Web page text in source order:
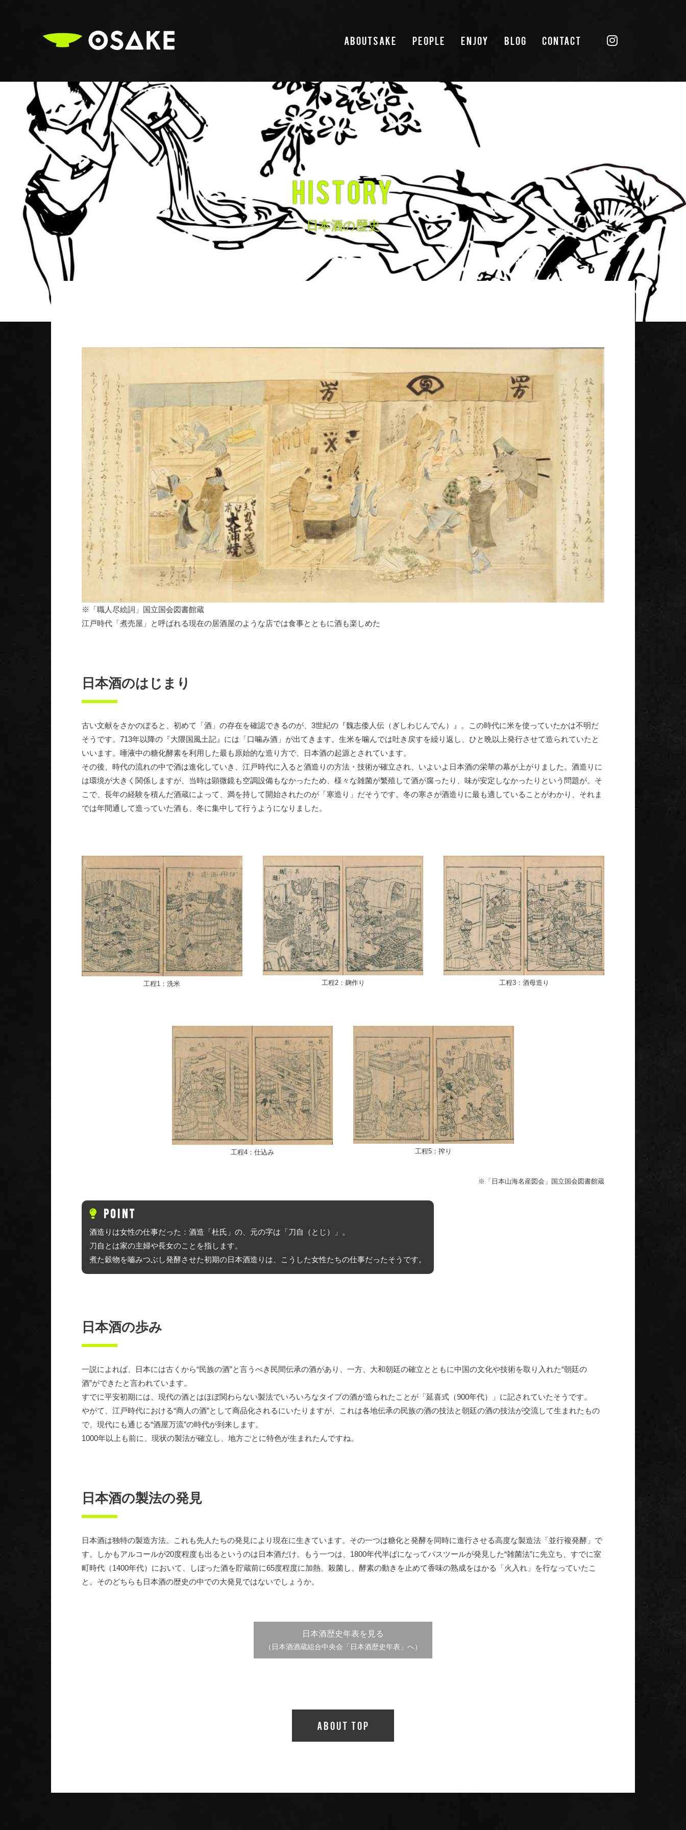
ABOUTSAKE PEOPLE ENJOY BLOG CONTACT
HISTORY
日本酒の歴史
※「職人尽絵詞」国立国会図書館蔵
江戸時代「煮売屋」と呼ばれる現在の居酒屋のような店では食事とともに酒も楽しめた
日本酒のはじまり
古い文献をさかのぼると、初めて「酒」の存在を確認できるのが、3世紀の『魏志倭人伝（ぎしわじんでん）』。この時代に米を使っていたかは不明だ
そうです。713年以降の『大隈国風土記』には「口噛み酒」が出てきます。生米を噛んでは吐き戻すを繰り返し、ひと晩以上発行させて造られていたと
いいます。唾液中の糖化酵素を利用した最も原始的な造り方で、日本酒の起源とされています。
その後、時代の流れの中で酒は進化していき、江戸時代に入ると酒造りの方法・技術が確立され、いよいよ日本酒の栄華の幕が上がりました。酒造りに
は環境が大きく関係しますが、当時は顕微鏡も空調設備もなかったため、様々な雑菌が繁殖して酒が腐ったり、味が安定しなかったりという問題が。そ
こで、長年の経験を積んだ酒蔵によって、満を持して開始されたのが「寒造り」だそうです。冬の寒さが酒造りに最も適していることがわかり、それま
では年間通して造っていた酒も、冬に集中して行うようになりました。
工程1：洗米 工程2：麹作り 工程3：酒母造り
工程4：仕込み 工程5：搾り
※「日本山海名産図会」国立国会図書館蔵
POINT
酒造りは女性の仕事だった：酒造「杜氏」の、元の字は「刀自（とじ）」。
刀自とは家の主婦や長女のことを指します。
煮た穀物を嚙みつぶし発酵させた初期の日本酒造りは、こうした女性たちの仕事だったそうです。
日本酒の歩み
一説によれば、日本には古くから“民族の酒”と言うべき民間伝承の酒があり、一方、大和朝廷の確立とともに中国の文化や技術を取り入れた“朝廷の
酒”ができたと言われています。
すでに平安初期には、現代の酒とはほぼ関わらない製法でいろいろなタイプの酒が造られたことが「延喜式（900年代）」に記されていたそうです。
やがて、江戸時代における“商人の酒”として商品化されるにいたりますが、これは各地伝承の民族の酒の技法と朝廷の酒の技法が交流して生まれたもの
で、現代にも通じる“酒屋万流”の時代が到来します。
1000年以上も前に、現状の製法が確立し、地方ごとに特色が生まれたんですね。
日本酒の製法の発見
日本酒は独特の製造方法。これも先人たちの発見により現在に生きています。その一つは糖化と発酵を同時に進行させる高度な製造法「並行複発酵」で
す。しかもアルコールが20度程度も出るというのは日本酒だけ。もう一つは、1800年代半ばになってパスツールが発見した“雑菌法”に先立ち、すでに室
町時代（1400年代）において、しぼった酒を貯蔵前に65度程度に加熱、殺菌し、酵素の動きを止めて香味の熟成をはかる「火入れ」を行なっていたこ
と。そのどちらも日本酒の歴史の中での大発見ではないでしょうか。
日本酒歴史年表を見る
（日本酒酒蔵組合中央会「日本酒歴史年表」へ）
ABOUT TOP